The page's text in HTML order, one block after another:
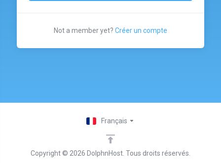
Not a member yet? Créer un compte
Copyright © 2026 DolphnHost. Tous droits réservés.
Français